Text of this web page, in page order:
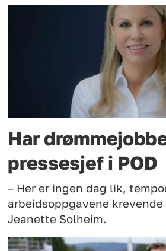
Har
pressesjef i POD
– Her er ingen dag lik,
arbeidsoppgavene
Jeanette Solheim.